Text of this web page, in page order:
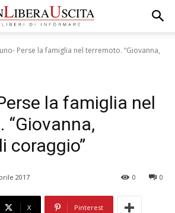
Perse la famiglia nel terremoto. “Giovanna,
la famiglia nel
coraggio”
2017 0
0
X Pinterest